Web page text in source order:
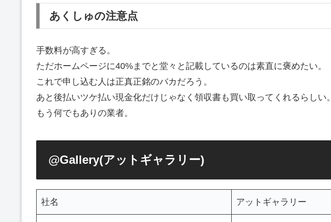
あくしゅの注意点
手数料が高すぎる。
ただホームページに40%までと堂々と記載しているのは素直に褒めたい。
これで申し込む人は正真正銘のバカだろう。
あと後払いツケ払い現金化だけじゃなく領収書も買い取ってくれるらしい。
もう何でもありの業者。
@Gallery(アットギャラリー)
社名 アットギャラリー